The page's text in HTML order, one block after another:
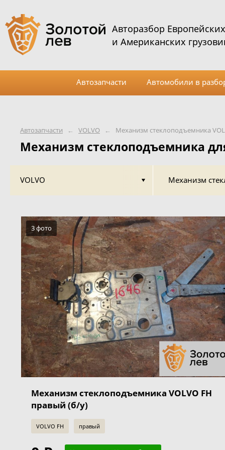
Автозапчасти ← VOLVO ← Механизм стеклоподъемника
Механизм стеклоподъемника
VOLVO Механизм
3 фото
Механизм стеклоподъемника VOLVO FH
правый (б/у)
VOLVO FH правый
Авторазбор Европейских
и Американских
Автозапчасти Автомобили в